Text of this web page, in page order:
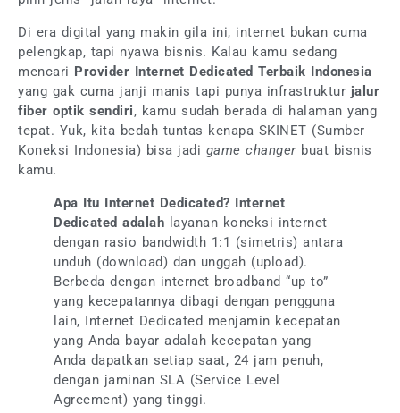
Di era digital yang makin gila ini, internet bukan cuma
pelengkap, tapi nyawa bisnis. Kalau kamu sedang
mencari Provider Internet Dedicated Terbaik Indonesia
yang gak cuma janji manis tapi punya infrastruktur jalur
fiber optik sendiri, kamu sudah berada di halaman yang
tepat. Yuk, kita bedah tuntas kenapa SKINET (Sumber
Koneksi Indonesia) bisa jadi game changerbuat bisnis
kamu.
Apa Itu Internet Dedicated? Internet
Dedicated adalah layanan koneksi internet
dengan rasio bandwidth 1:1 (simetris) antara
unduh (download) dan unggah (upload).
Berbeda dengan internet broadband “up to”
yang kecepatannya dibagi dengan pengguna
lain, Internet Dedicated menjamin kecepatan
yang Anda bayar adalah kecepatan yang
Anda dapatkan setiap saat, 24 jam penuh,
dengan jaminan SLA (Service Level
Agreement) yang tinggi.